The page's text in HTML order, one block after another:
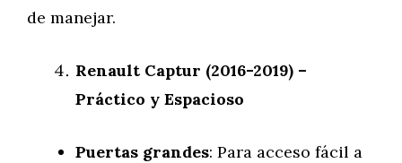
de manejar.
Renault Captur (2016-2019) –
Práctico y Espacioso
Puertas grandes: Para acceso fácil a